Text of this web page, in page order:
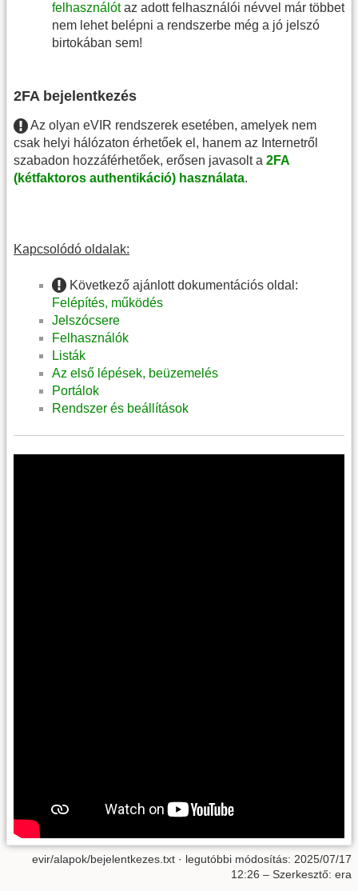
felhasználótaz adott felhasználói névvel már többet
nem lehet belépni a rendszerbe még a jó jelszó
birtokában sem!
2FA bejelentkezés
Az olyan eVIR rendszerek esetében, amelyek nem
csak helyi hálózaton érhetőek el, hanem az Internetről
szabadon hozzáférhetőek, erősen javasolt a 2FA
(kétfaktoros authentikáció) használata.
Kapcsolódó oldalak:
Következő ajánlott dokumentációs oldal:
Felépítés, működés
Jelszócsere
Felhasználók
Listák
Az első lépések, beüzemelés
Portálok
Rendszer és beállítások
evir/alapok/bejelentkezes.txt · legutóbbi módosítás: 2025/07/17
12:26 – Szerkesztő: era